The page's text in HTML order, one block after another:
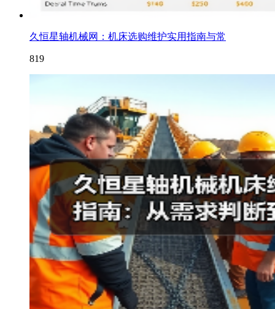
久恒星轴机械网：机床选购维护实用指南与常
819